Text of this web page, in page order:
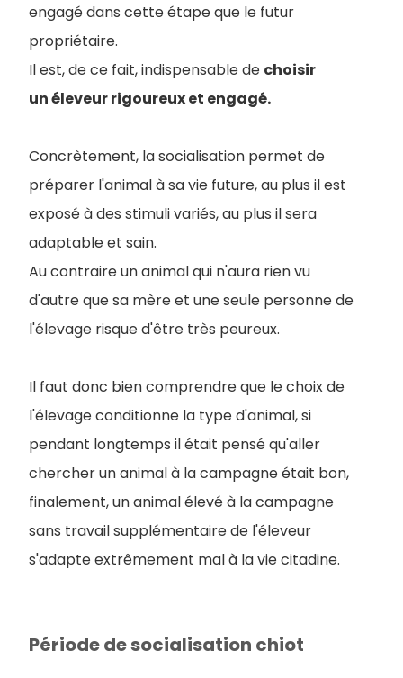
engagé dans cette étape que le futur
propriétaire.
Il est, de ce fait, indispensable de choisir
un éleveur rigoureux et engagé.
Concrètement, la socialisation permet de
préparer l'animal à sa vie future, au plus il est
exposé à des stimuli variés, au plus il sera
adaptable et sain.
Au contraire un animal qui n'aura rien vu
d'autre que sa mère et une seule personne de
l'élevage risque d'être très peureux.
Il faut donc bien comprendre que le choix de
l'élevage conditionne la type d'animal, si
pendant longtemps il était pensé qu'aller
chercher un animal à la campagne était bon,
finalement, un animal élevé à la campagne
sans travail supplémentaire de l'éleveur
s'adapte extrêmement mal à la vie citadine.
Période de socialisation chiot